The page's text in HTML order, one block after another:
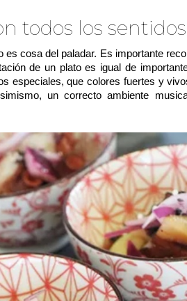
todos los sentidos
cosa del paladar. Es importante
de un plato es igual de
especiales, que colores fuertes y
un correcto ambiente